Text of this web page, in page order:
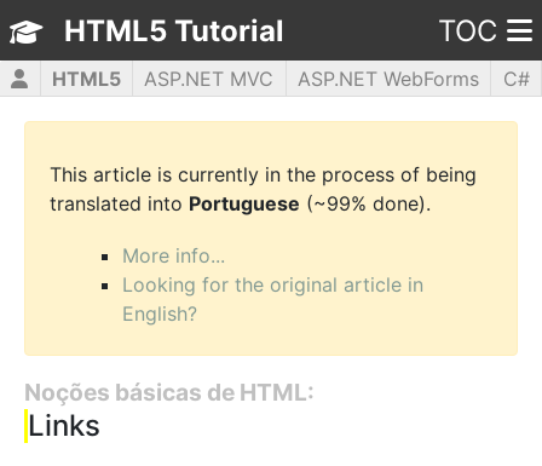
HTML5 Tutorial TOC
HTML5 ASP.NET MVC ASP.NET WebForms
C#
CSS3
JavaScript jQuery PHP5 WPF
This article is currently in the process of being
translated into Portuguese (~99% done).
More info...
Looking for the original article in
English?
Noções básicas de HTML:
Links